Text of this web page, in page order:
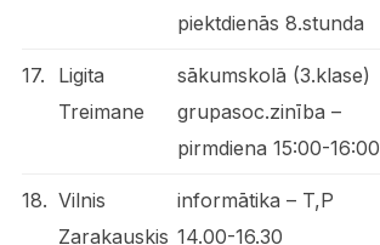
piektdienās 8.stunda
17.
Ligita
Treimane
sākumskolā (3.klase)
grupasoc.zinība –
pirmdiena 15:00-16:00
18. Vilnis
Zarakauskis
informātika – T,P
14.00-16.30